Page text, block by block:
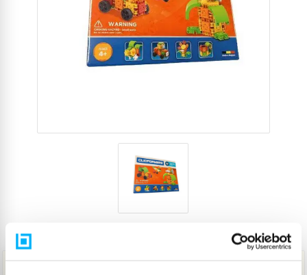
Preces kods 3811655